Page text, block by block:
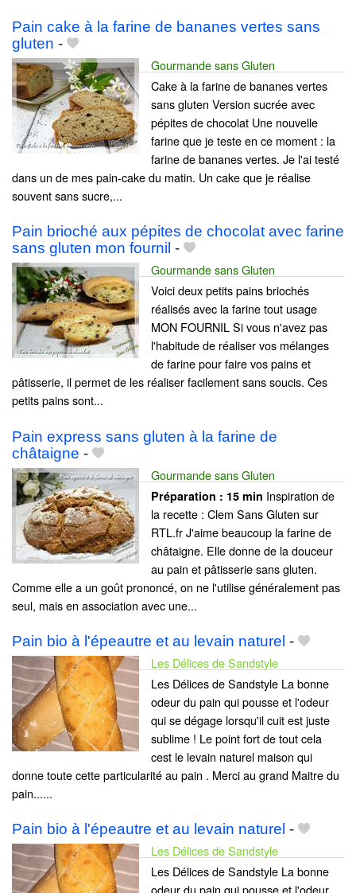
Pain cake à la farine de bananes vertes sans
gluten -
Gourmande sans Gluten
Cake à la farine de bananes vertes
sans gluten Version sucrée avec
pépites de chocolat Une nouvelle
farine que je teste en ce moment : la
farine de bananes vertes. Je l'ai testé
dans un de mes pain-cake du matin. Un cake que je réalise
souvent sans sucre,...
Pain brioché aux pépites de chocolat avec farine
sans gluten mon fournil -
Gourmande sans Gluten
Voici deux petits pains briochés
réalisés avec la farine tout usage
MON FOURNIL Si vous n'avez pas
l'habitude de réaliser vos mélanges
de farine pour faire vos pains et
pâtisserie, il permet de les réaliser facilement sans soucis. Ces
petits pains sont...
Pain express sans gluten à la farine de
châtaigne -
Gourmande sans Gluten
Préparation : 15 min Inspiration de
la recette : Clem Sans Gluten sur
RTL.fr J'aime beaucoup la farine de
châtaigne. Elle donne de la douceur
au pain et pâtisserie sans gluten.
Comme elle a un goût prononcé, on ne l'utilise généralement pas
seul, mais en association avec une...
Pain bio à l'épeautre et au levain naturel -
Les Délices de Sandstyle
Les Délices de Sandstyle La bonne
odeur du pain qui pousse et l'odeur
qui se dégage lorsqu'il cuit est juste
sublime ! Le point fort de tout cela
cest le levain naturel maison qui
donne toute cette particularité au pain . Merci au grand Maitre du
pain......
Pain bio à l'épeautre et au levain naturel -
Les Délices de Sandstyle
Les Délices de Sandstyle La bonne
odeur du pain qui pousse et l'odeur